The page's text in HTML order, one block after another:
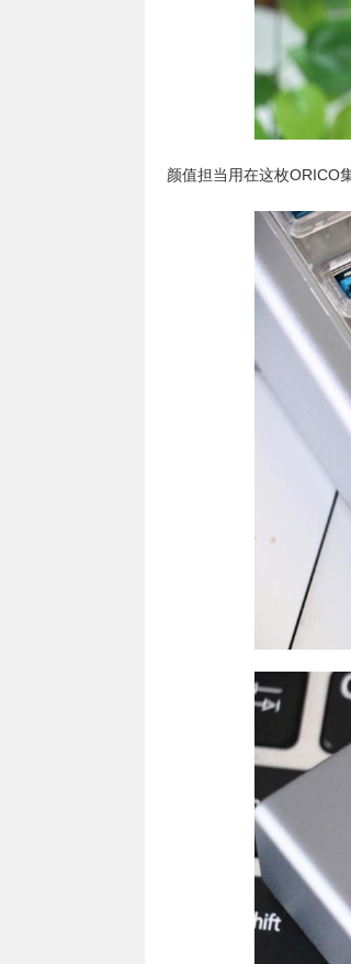
颜值担当用在这枚ORICO